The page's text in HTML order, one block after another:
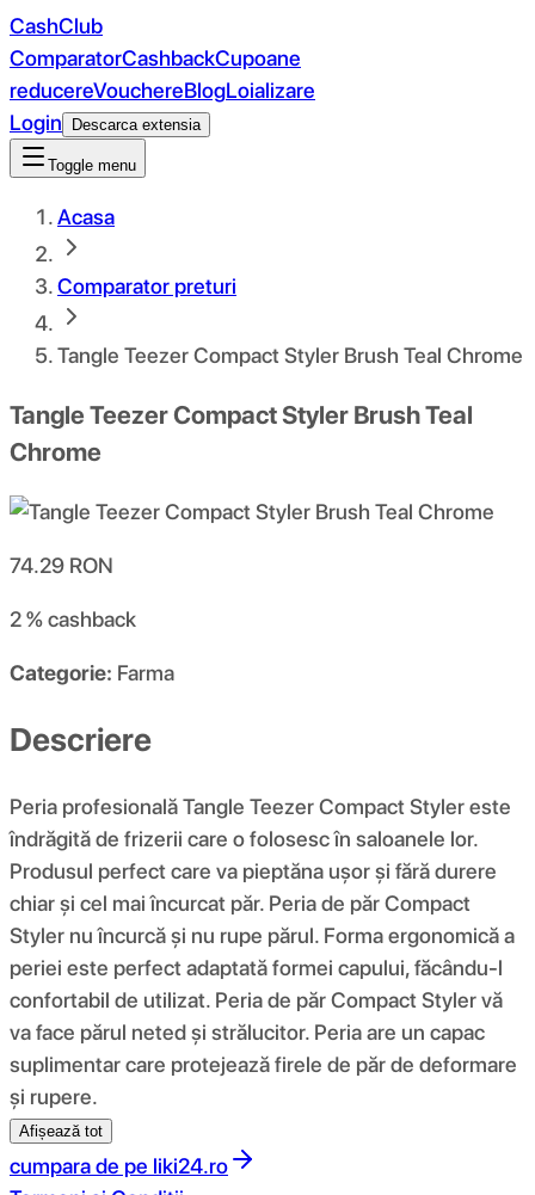
CashClub
ComparatorCashbackCupoane
reducereVouchereBlogLoializare
Login
Descarca extensia
Toggle menu
Acasa
Comparator preturi
Tangle Teezer Compact Styler Brush Teal Chrome
Tangle Teezer Compact Styler Brush Teal
Chrome
74.29 RON
2 %cashback
Categorie: Farma
Descriere
Peria profesională Tangle Teezer Compact Styler este
îndrăgită de frizerii care o folosesc în saloanele lor.
Produsul perfect care va pieptăna ușor și fără durere
chiar și cel mai încurcat păr. Peria de păr Compact
Styler nu încurcă și nu rupe părul. Forma ergonomică a
periei este perfect adaptată formei capului, făcându-l
confortabil de utilizat. Peria de păr Compact Styler vă
va face părul neted și strălucitor. Peria are un capac
suplimentar care protejează firele de păr de deformare
și rupere.
Afișează tot
cumpara de pe liki24.ro